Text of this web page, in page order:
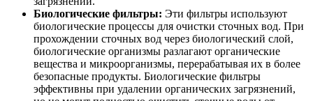
Биологические фильтры: Эти фильтры используют
биологические процессы для очистки сточных вод. При
прохождении сточных вод через биологический слой,
биологические организмы разлагают органические
вещества и микроорганизмы, перерабатывая их в более
безопасные продукты. Биологические фильтры
эффективны при удалении органических загрязнений,